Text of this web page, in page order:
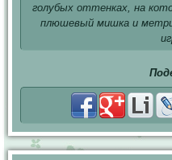
голубых оттенках, на
плюшевый мишка и